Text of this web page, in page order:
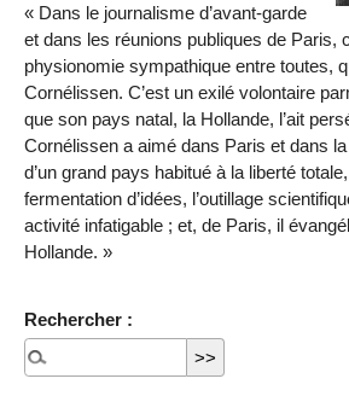
Dans le journalisme d’avant-garde
et dans les réunions publiques de Paris,
physionomie sympathique entre toutes,
Cornélissen. C’est un exilé volontaire
que son pays natal, la Hollande, l’ait
Cornélissen a aimé dans Paris et dans
d’un grand pays habitué à la liberté
fermentation d’idées, l’outillage
activité infatigable ; et, de Paris, il
Hollande.
Rechercher :